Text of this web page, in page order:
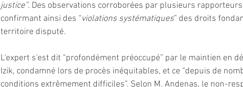
justice”. Des observations corroborées par plusieurs
confirmant ainsi des “violations systématiques” des droits
territoire disputé.
L'expert s'est dit “profondément préoccupé” par le maintien en
Izik, condamné lors de procès inéquitables, et ce “depuis de
conditions extrêmement difficiles”. Selon M. Andenas, le non-